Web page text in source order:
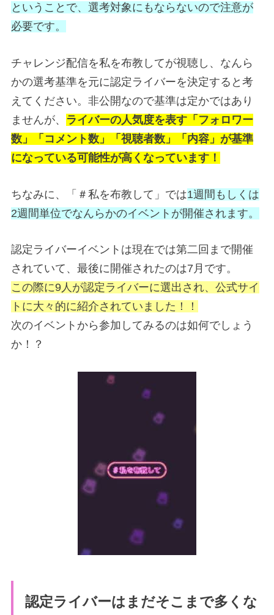
ということで、選考対象にもならないので注意が
必要です。
チャレンジ配信を私を布教してが視聴し、なんら
かの選考基準を元に認定ライバーを決定すると考
えてください。非公開なので基準は定かではあり
ませんが、 ライバーの人気度を表す「フォロワー
数」「コメント数」「視聴者数」「内容」が基準
になっている可能性が高くなっています！
ちなみに、「＃私を布教して」では1週間もしくは
2週間単位でなんらかのイベントが開催されます。
認定ライバーイベントは現在では第二回まで開催
されていて、最後に開催されたのは7月です。
この際に9人が認定ライバーに選出され、公式サイ
トに大々的に紹介されていました！！
次のイベントから参加してみるのは如何でしょう
か！？
認定ライバーはまだそこまで多くな